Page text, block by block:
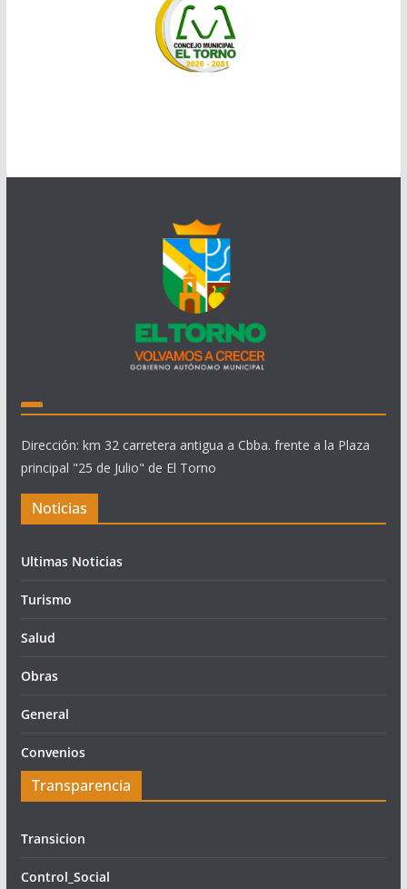
Dirección: km 32 carretera antigua a Cbba. frente a la Plaza
principal "25 de Julio" de El Torno
Noticias
Ultimas Noticias
Turismo
Salud
Obras
General
Convenios
Transparencia
Transicion
Control_Social